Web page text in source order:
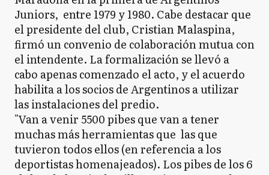
Juniors, entre 1979 y 1980. Cabe destacar que
el presidente del club, Cristian Malaspina,
firmó un convenio de colaboración mutua con
el intendente. La formalización se llevó a
cabo apenas comenzado el acto, y el acuerdo
habilita a los socios de Argentinos a utilizar
las instalaciones del predio.
"Van a venir 5500 pibes que van a tener
muchas más herramientas que las que
tuvieron todos ellos (en referencia a los
deportistas homenajeados). Los pibes de los 6